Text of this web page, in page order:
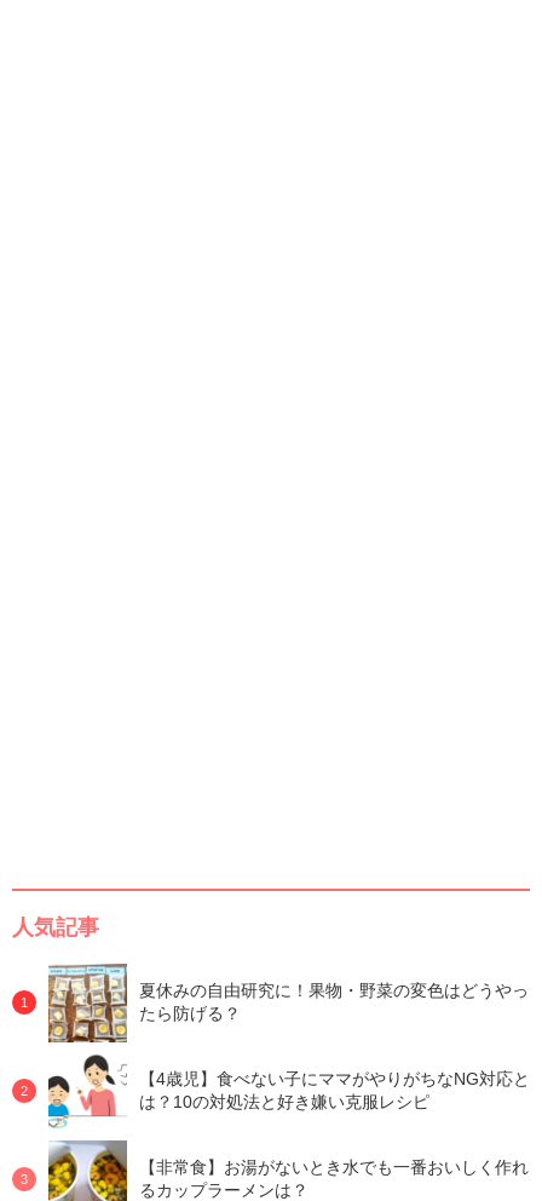
人気記事
夏休みの自由研究に！果物・野菜の変色はどうやっ
たら防げる？
【4歳児】食べない子にママがやりがちなNG対応と
は？10の対処法と好き嫌い克服レシピ
【非常食】お湯がないとき水でも一番おいしく作れ
るカップラーメンは？